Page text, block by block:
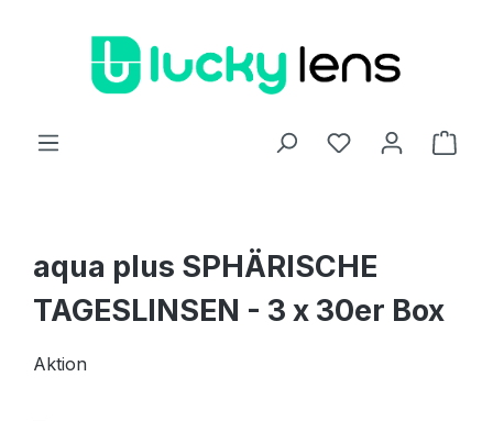
aqua plus SPHÄRISCHE
TAGESLINSEN - 3 x 30er Box
Aktion